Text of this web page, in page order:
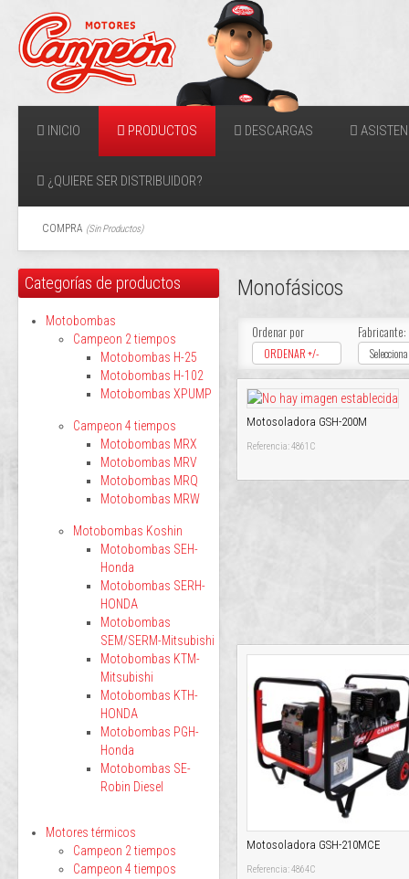
INICIO PRODUCTOS DESCARGAS
¿QUIERE SER DISTRIBUIDOR?
COMPRA (Sin Productos)
Monofásicos
Ordenar por
ORDENAR +/-
Fabricante:
Motosoladora GSH-200M
Referencia: 4861C
Motosoladora GSH-210MCE
Referencia: 4864C
Categorías de productos
Motobombas
Campeon 2 tiempos
Motobombas H-25
Motobombas H-102
Motobombas XPUMP
Campeon 4 tiempos
Motobombas MRX
Motobombas MRV
Motobombas MRQ
Motobombas MRW
Motobombas Koshin
Motobombas SEH-
Honda
Motobombas SERH-
HONDA
Motobombas
SEM/SERM-Mitsubishi
Motobombas KTM-
Mitsubishi
Motobombas KTH-
HONDA
Motobombas PGH-
Honda
Motobombas SE-
Robin Diesel
Motores térmicos
Campeon 2 tiempos
Campeon 4 tiempos